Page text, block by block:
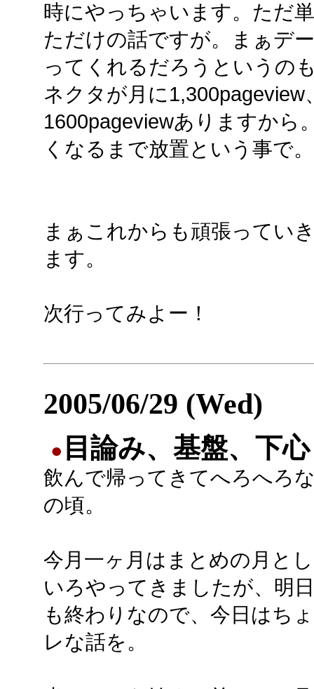
時にやっちゃいます。ただ
ただけの話ですが。まぁデ
ってくれるだろうというの
ネクタが月に
1600pageviewありますから
くなるまで放置という事で。
まぁこれからも頑張ってい
ます。
次行ってみよー！
2005/06/29 (Wed)
● 目論み、基盤、下心
飲んで帰ってきてへろへろ
の頃。
今月一ヶ月はまとめの月と
いろやってきましたが、明
も終わりなので、今日はち
レな話を。